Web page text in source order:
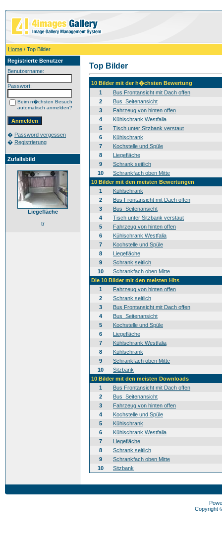
Home / Top Bilder
Registrierte Benutzer
Benutzername:
Passwort:
Beim n�chsten Besuch
automatisch anmelden?
� Password vergessen
� Registrierung
Zufallsbild
Liegefläche
tr
Top Bilder
10 Bilder mit der h�chsten Bewertung
1
Bus Frontansicht mit Dach offen
2
Bus_Seitenansicht
3
Fahrzeug von hinten offen
4
Kühlschrank Westfalia
5
Tisch unter Sitzbank verstaut
6
Kühlschrank
7
Kochstelle und Spüle
8
Liegefläche
9
Schrank seitlich
10
Schrankfach oben Mitte
10 Bilder mit den meisten Bewertungen
1
Kühlschrank
2
Bus Frontansicht mit Dach offen
3
Bus_Seitenansicht
4
Tisch unter Sitzbank verstaut
5
Fahrzeug von hinten offen
6
Kühlschrank Westfalia
7
Kochstelle und Spüle
8
Liegefläche
9
Schrank seitlich
10
Schrankfach oben Mitte
Die 10 Bilder mit den meisten Hits
1
Fahrzeug von hinten offen
2
Schrank seitlich
3
Bus Frontansicht mit Dach offen
4
Bus_Seitenansicht
5
Kochstelle und Spüle
6
Liegefläche
7
Kühlschrank Westfalia
8
Kühlschrank
9
Schrankfach oben Mitte
10
Sitzbank
10 Bilder mit den meisten Downloads
1
Bus Frontansicht mit Dach offen
2
Bus_Seitenansicht
3
Fahrzeug von hinten offen
4
Kochstelle und Spüle
5
Kühlschrank
6
Kühlschrank Westfalia
7
Liegefläche
8
Schrank seitlich
9
Schrankfach oben Mitte
10
Sitzbank
Copyright